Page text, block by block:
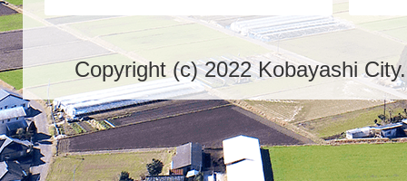
Copyright (c) 2022 Kobayashi